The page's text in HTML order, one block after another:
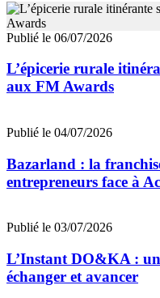
Publié le 06/07/2026
L’épicerie rurale
aux FM Awards
Publié le 04/07/2026
Bazarland : la
entrepreneurs face à
Publié le 03/07/2026
L’Instant DO&KA :
échanger et avancer